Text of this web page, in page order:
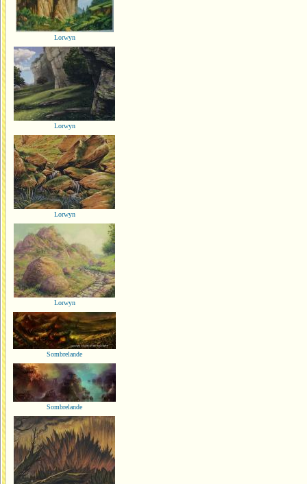
Lorwyn
Lorwyn
Lorwyn
Lorwyn
Sombrelande
Sombrelande